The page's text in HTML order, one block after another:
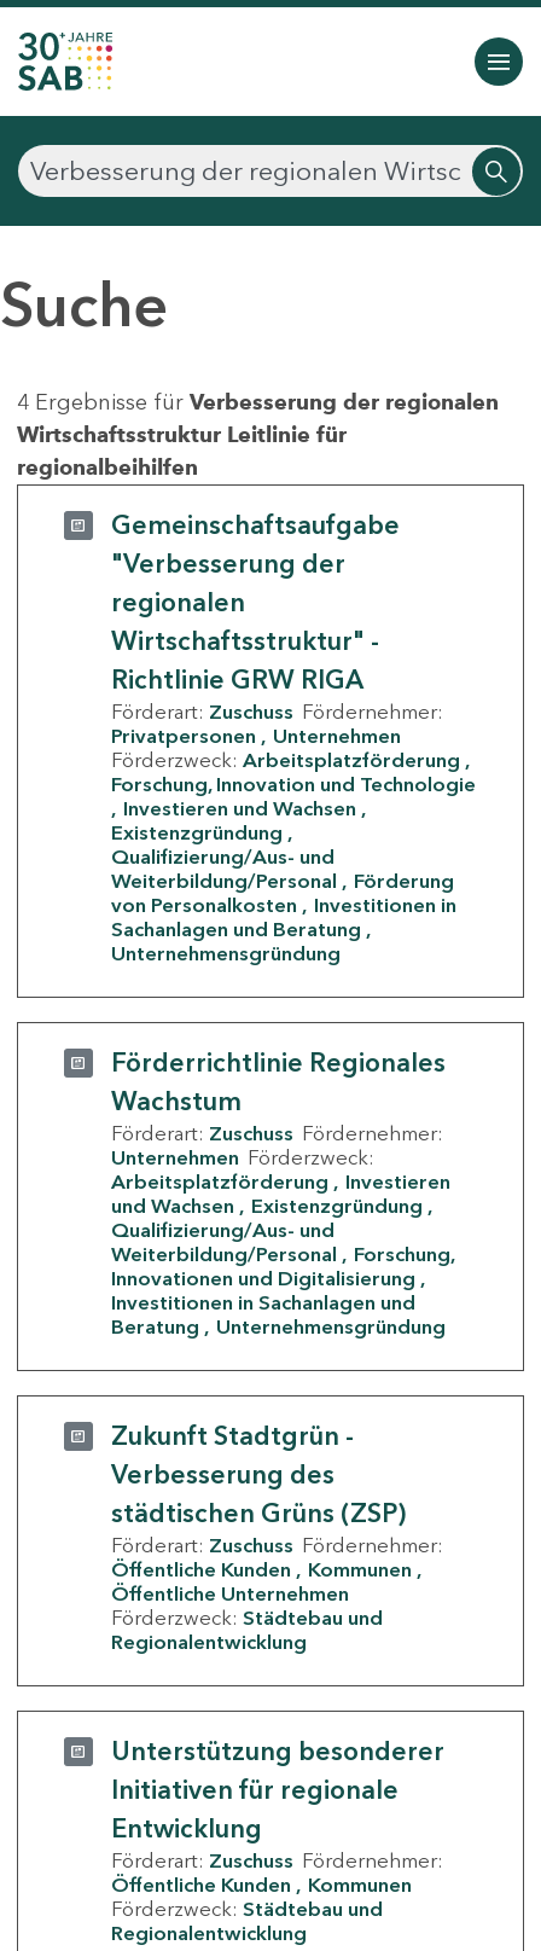
Suche
4 Ergebnisse für Verbesserung der regionalen
Wirtschaftsstruktur Leitlinie für
regionalbeihilfen
Gemeinschaftsaufgabe
"Verbesserung der
regionalen
Wirtschaftsstruktur" -
Richtlinie GRW RIGA
Förderart: Zuschuss Fördernehmer:
Privatpersonen
Unternehmen
Förderzweck: Arbeitsplatzförderung
Forschung, Innovation und Technologie
Investieren und Wachsen
Existenzgründung
Qualifizierung/Aus- und
Weiterbildung/Personal
Förderung
von Personalkosten
Investitionen in
Sachanlagen und Beratung
Unternehmensgründung
Förderrichtlinie Regionales
Wachstum
Förderart: Zuschuss Fördernehmer:
Unternehmen Förderzweck:
Arbeitsplatzförderung
Investieren
und Wachsen
Existenzgründung
Qualifizierung/Aus- und
Weiterbildung/Personal
Forschung,
Innovationen und Digitalisierung
Investitionen in Sachanlagen und
Beratung
Unternehmensgründung
Zukunft Stadtgrün -
Verbesserung des
städtischen Grüns (ZSP)
Förderart: Zuschuss Fördernehmer:
Öffentliche Kunden
Kommunen
Öffentliche Unternehmen
Förderzweck: Städtebau und
Regionalentwicklung
Unterstützung besonderer
Initiativen für regionale
Entwicklung
Förderart: Zuschuss Fördernehmer:
Öffentliche Kunden
Kommunen
Förderzweck: Städtebau und
Regionalentwicklung